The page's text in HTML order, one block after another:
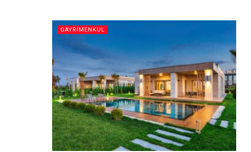
GAYRIMENKUL